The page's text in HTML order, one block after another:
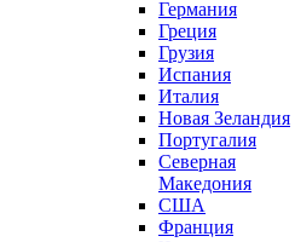
Германия
Греция
Грузия
Испания
Италия
Новая Зеландия
Португалия
Северная
Македония
США
Франция